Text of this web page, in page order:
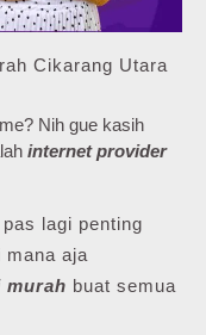
Cikarang Utara
Nih gue kasih
internet provider
lagi penting
mana aja
murah buat semua